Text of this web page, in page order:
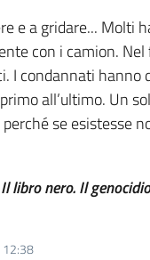
e a gridare... Molti
con i camion.
I condannati hanno
all’ultimo. Un
se esistesse
Il libro nero. Il